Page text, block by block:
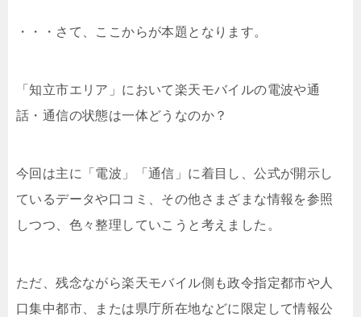
・・・さて、ここからが本題となります。
「知立市エリア」において楽天モバイルの電波や通
話・通信の状態は一体どうなのか？
今回は主に「電波」「通信」に着目し、公式が開示し
ているデータや口コミ、その他さまざまな情報を参照
しつつ、色々整理していこうと考えました。
ただ、残念ながら楽天モバイル側も政令指定都市や人
口集中都市、または県庁所在地などに限定して情報公